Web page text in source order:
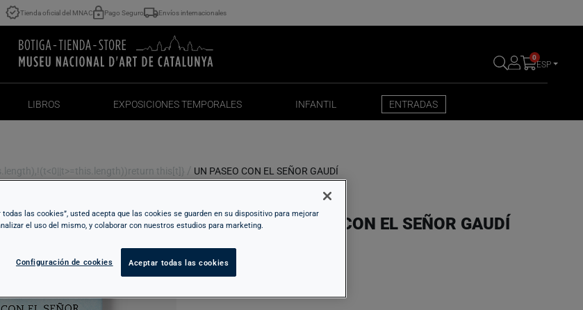
Tienda oficial del MNAC Pago Seguro Envíos internacionales
0
ESP
LIBROS
LIBROS
EXPOSICIONES TEMPORALES
EXPOSICIONES TEMPORALES
INFANTIL
INFANTIL
ENTRADAS
ENTRADAS
this[t]} / UN PASEO CON EL SEÑOR GAUDÍ
UN PASEO CON EL SEÑOR GAUDÍ
todas las cookies”, usted acepta que las cookies se guarden en su dispositivo para mejorar
el uso del mismo, y colaborar con nuestros estudios para marketing.
Configuración de cookies Aceptar todas las cookies